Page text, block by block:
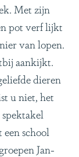
Met zijn
pot verf lijkt
van lopen.
aankijkt.
dieren
u niet, het
school
Jan-